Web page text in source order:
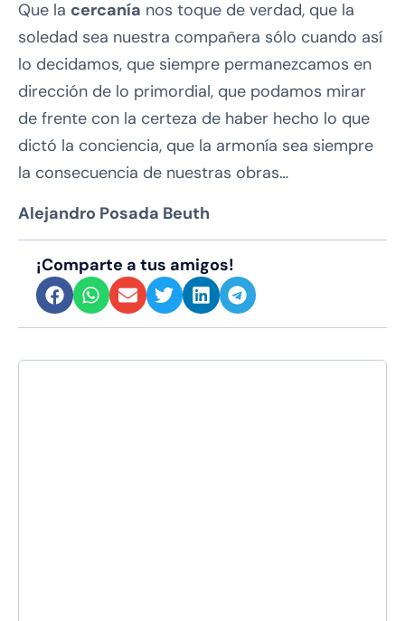
Que la cercanía nos toque de verdad, que la
soledad sea nuestra compañera sólo cuando así
lo decidamos, que siempre permanezcamos en
dirección de lo primordial, que podamos mirar
de frente con la certeza de haber hecho lo que
dictó la conciencia, que la armonía sea siempre
la consecuencia de nuestras obras…
Alejandro Posada Beuth
¡Comparte a tus amigos!